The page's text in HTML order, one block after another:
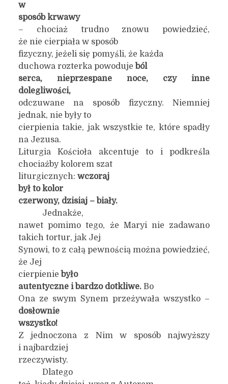
w
sposób krwawy
– chociaż trudno znowu powiedzieć,
że nie cierpiała w sposób
fizyczny, jeżeli się pomyśli, że każda
duchowa rozterka powoduje ból
serca, nieprzespane noce, czy inne
dolegliwości,
odczuwane na sposób fizyczny. Niemniej
jednak, nie były to
cierpienia takie, jak wszystkie te, które spadły
na Jezusa.
Liturgia Kościoła akcentuje to i podkreśla
chociażby kolorem szat
liturgicznych: wczoraj
był tokolor
czerwony, dzisiaj – biały.
Jednakże,
nawet pomimo tego, że Maryi nie zadawano
takich tortur, jak Jej
Synowi, to z całą pewnością można powiedzieć,
że Jej
cierpienie było
autentyczne i bardzo dotkliwe. Bo
Ona ze swym Synem przeżywała wszystko –
dosłownie
wszystko!
Z jednoczona z Nim w sposób najwyższy
i najbardziej
rzeczywisty.
Dlatego